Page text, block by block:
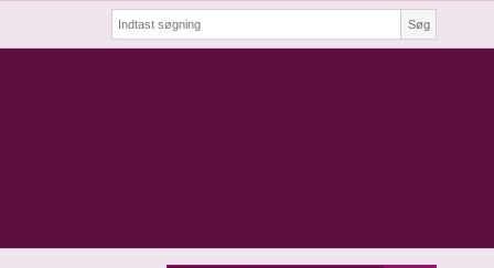
Søg